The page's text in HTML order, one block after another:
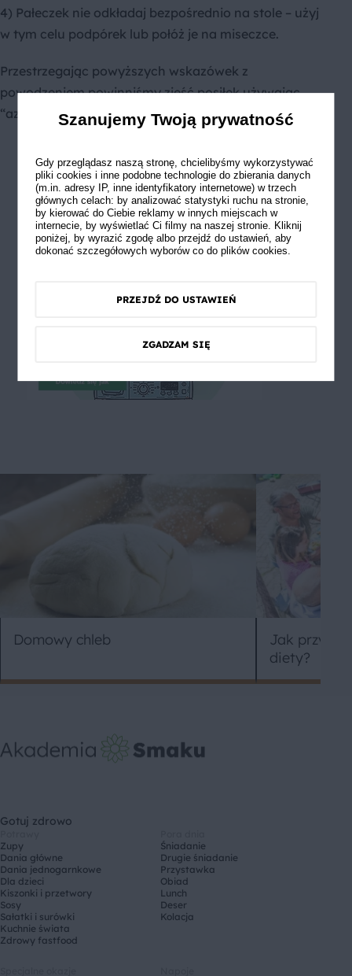
4) Pałeczek nie odkładaj bezpośrednio na stole – użyj
w tym celu podpórek lub połóż je na miseczce.
Przestrzegając powyższych wskazówek z
powodzeniem powinniśmy zjeść posiłek używając
“azjatyckich sztućców”.
Domowy chleb
Jak
diety?
Gotuj zdrowo
Zupy
Dania główne
Dania jednogarnkowe
Dla dzieci
Kiszonki i przetwory
Sosy
Sałatki i surówki
Kuchnie świata
Zdrowy fastfood
Śniadanie
Drugie śniadanie
Przystawka
Obiad
Lunch
Deser
Kolacja
Szanujemy Twoją prywatność
Gdy przeglądasz naszą stronę, chcielibyśmy wykorzystywać
pliki cookies i inne podobne technologie do zbierania danych
(m.in. adresy IP, inne identyfikatory internetowe) w trzech
głównych celach: by analizować statystyki ruchu na stronie,
by kierować do Ciebie reklamy w innych miejscach w
internecie, by wyświetlać Ci filmy na naszej stronie. Kliknij
poniżej, by wyrazić zgodę albo przejdź do ustawień, aby
dokonać szczegółowych wyborów co do plików cookies.
PRZEJDŹ DO USTAWIEŃ
ZGADZAM SIĘ